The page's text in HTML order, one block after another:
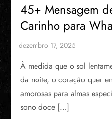
45+ Mensagem
Carinho para
À medida que o sol
da noite, o coração quer
amorosas para almas
sono doce […]